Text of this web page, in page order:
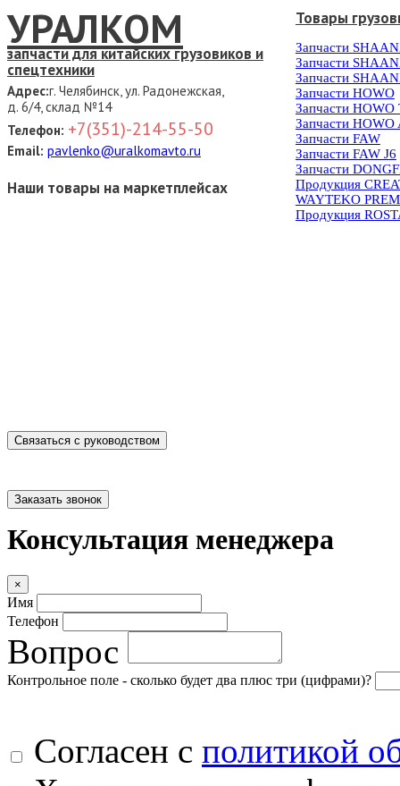
УРАЛКОМ
запчасти для китайских грузовиков и
спецтехники
Адрес:г. Челябинск, ул. Радонежская,
д. 6/4, склад №14
Телефон: +7(351)-214-55-50
Email: pavlenko@uralkomavto.ru
Наши товары на маркетплейсах
Связаться с руководством
Заказать звонок
Товары
Запчасти
Запчасти
Запчасти
Запчасти HOWO
Запчасти HOWO
Запчасти HOWO
Запчасти FAW
Запчасти FAW J6
Запчасти
Продукция
WAYTEKO
Продукция
Консультация менеджера
×
Имя
Телефон
Вопрос
Контрольное поле - сколько будет два плюс три (цифрами)?
Согласен с политикой